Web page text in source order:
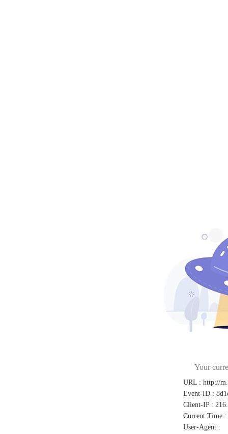
Your
URL : http://
Event-ID :
Client-IP :
Current Time :
User-Agent :